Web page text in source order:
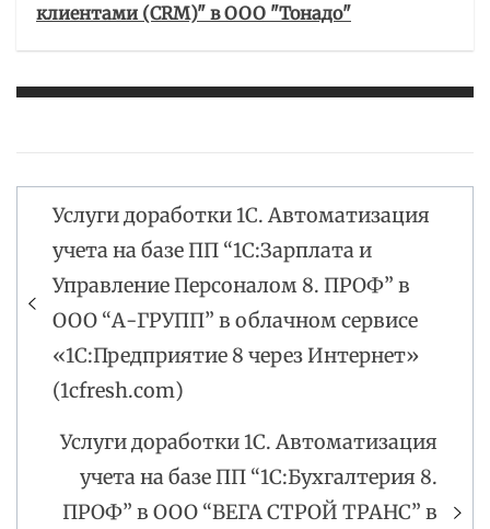
клиентами (CRM)" в ООО "Тонадо"
Навигация
по
записям
Услуги доработки 1С. Автоматизация
учета на базе ПП “1С:Зарплата и
Управление Персоналом 8. ПРОФ” в
ООО “А-ГРУПП” в облачном сервисе
«1С:Предприятие 8 через Интернет»
(1cfresh.com)
Услуги доработки 1С. Автоматизация
учета на базе ПП “1С:Бухгалтерия 8.
ПРОФ” в ООО “ВЕГА СТРОЙ ТРАНС” в